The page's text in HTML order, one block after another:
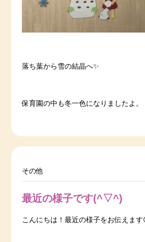
落ち葉から雪の結晶へ✨
保育園の中も冬一色になりましたよ。
その他
最近の様子です(^▽^)
こんにちは！最近の様子をお伝えます